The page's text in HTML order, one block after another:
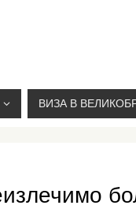
11, М. КУРСКАЯ,
ВИЗА В